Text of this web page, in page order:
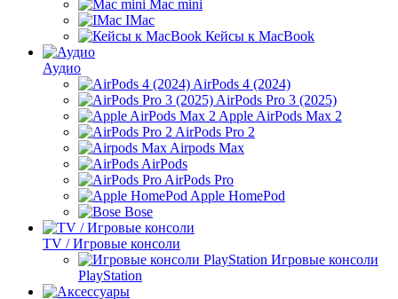
Mac mini
IMac
Кейсы к MacBook
Аудио
AirPods 4 (2024)
AirPods Pro 3 (2025)
Apple AirPods Max 2
AirPods Pro 2
Airpods Max
AirPods
AirPods Pro
Apple HomePod
Bose
TV / Игровые консоли
Игровые консоли
PlayStation